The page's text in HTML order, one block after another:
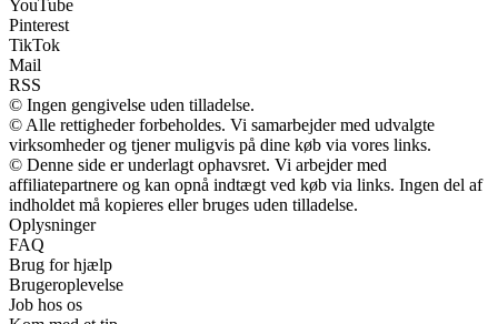
YouTube
Pinterest
TikTok
Mail
RSS
© Ingen gengivelse uden tilladelse.
© Alle rettigheder forbeholdes. Vi samarbejder med udvalgte
virksomheder og tjener muligvis på dine køb via vores links.
© Denne side er underlagt ophavsret. Vi arbejder med
affiliatepartnere og kan opnå indtægt ved køb via links. Ingen del af
indholdet må kopieres eller bruges uden tilladelse.
Oplysninger
FAQ
Brug for hjælp
Brugeroplevelse
Job hos os